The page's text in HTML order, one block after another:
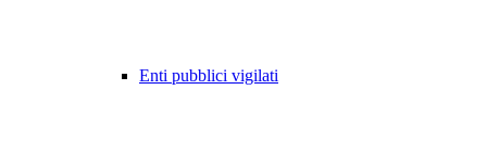
Enti pubblici vigilati